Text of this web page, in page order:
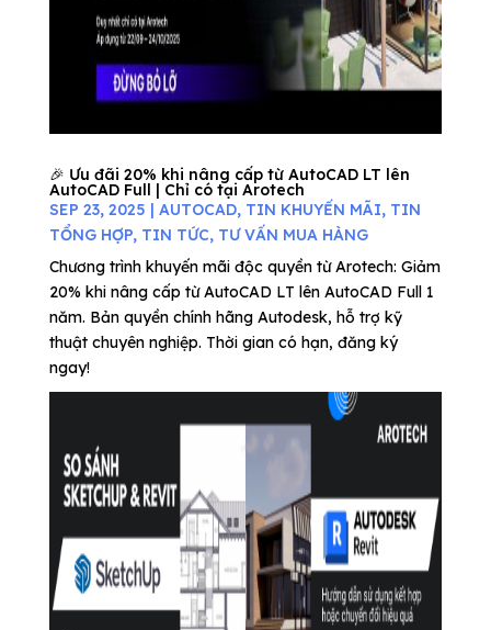
🎉 Ưu đãi 20% khi nâng cấp từ AutoCAD LT lên
AutoCAD Full | Chỉ có tại Arotech
SEP 23, 2025 | AUTOCAD, TIN KHUYẾN MÃI, TIN
TỔNG HỢP, TIN TỨC, TƯ VẤN MUA HÀNG
Chương trình khuyến mãi độc quyền từ Arotech: Giảm
20% khi nâng cấp từ AutoCAD LT lên AutoCAD Full 1
năm. Bản quyền chính hãng Autodesk, hỗ trợ kỹ
thuật chuyên nghiệp. Thời gian có hạn, đăng ký
ngay!